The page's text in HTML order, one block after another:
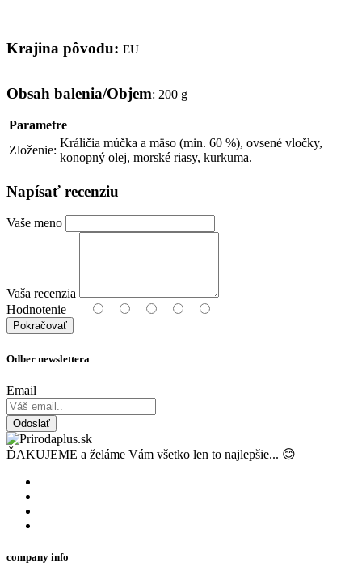
Krajina pôvodu: EU
Obsah balenia/Objem: 200 g
Parametre
Zloženie:
Králičia múčka a mäso (min. 60 %), ovsené vločky,
konopný olej, morské riasy, kurkuma.
Napísať recenziu
Vaše meno
Vaša recenzia
Hodnotenie
Pokračovať
Odber newslettera
Email
Odoslať
ĎAKUJEME a želáme Vám všetko len to najlepšie... 😊
company info